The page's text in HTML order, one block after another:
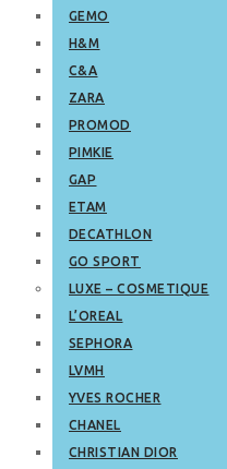
GEMO
H&M
C&A
ZARA
PROMOD
PIMKIE
GAP
ETAM
DECATHLON
GO SPORT
LUXE – COSMETIQUE
L’OREAL
SEPHORA
LVMH
YVES ROCHER
CHANEL
CHRISTIAN DIOR